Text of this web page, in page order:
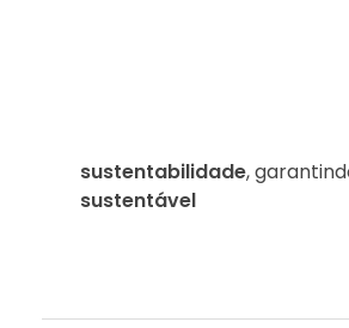
sustentabilidade,
sustentável